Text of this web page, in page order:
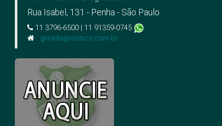
Rua Isabel, 131 - Penha - São Paulo
11 3796-6500 | 11 91359-0745
gimidiagnostico.com.br